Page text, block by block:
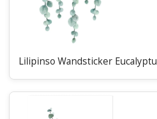
Lilipinso Wandsticker